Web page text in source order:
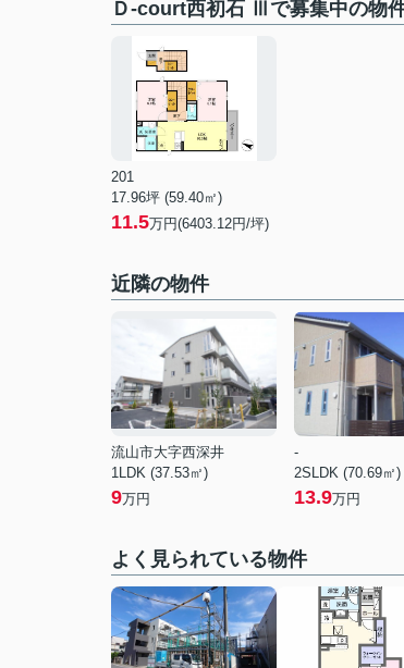
Ｄ-court西初石 Ⅲで募集中の物
201
17.96坪 (59.40㎡)
11.5万円(6403.12円/坪)
近隣の物件
流山市大字西深井
1LDK (37.53㎡)
9万円
-
2SLDK (70.69㎡)
13.9万円
よく見られている物件